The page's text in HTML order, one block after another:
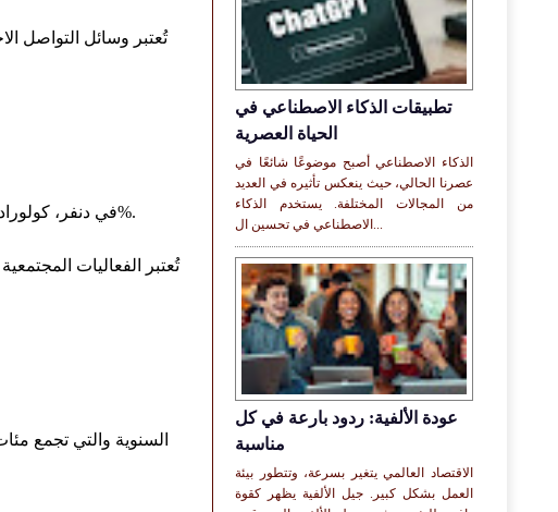
تُعتبر وسائل التواصل
استخدمت "Local Love" في دنفر، كولورادو، وسائل التواصل الاجتماعي لزيادة الوعي بأعمالها، مما أدى إلى زيادة في المبيعات بنسبة 30%.
تُعتبر الفعاليات
تطبيقات الذكاء الاصطناعي في
الحياة العصرية
الذكاء الاصطناعي أصبح موضوعًا شائعًا في
عصرنا الحالي، حيث ينعكس تأثيره في العديد
من المجالات المختلفة. يستخدم الذكاء
الاصطناعي في تحسين ال...
عودة الألفية: ردود بارعة في كل
مناسبة
الاقتصاد العالمي يتغير بسرعة، وتتطور بيئة
العمل بشكل كبير. جيل الألفية يظهر كقوة